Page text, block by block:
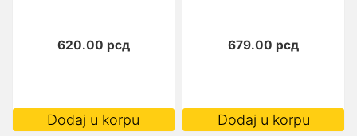
620.00 рсд
Dodaj u korpu
679.00 рсд
Dodaj u korpu